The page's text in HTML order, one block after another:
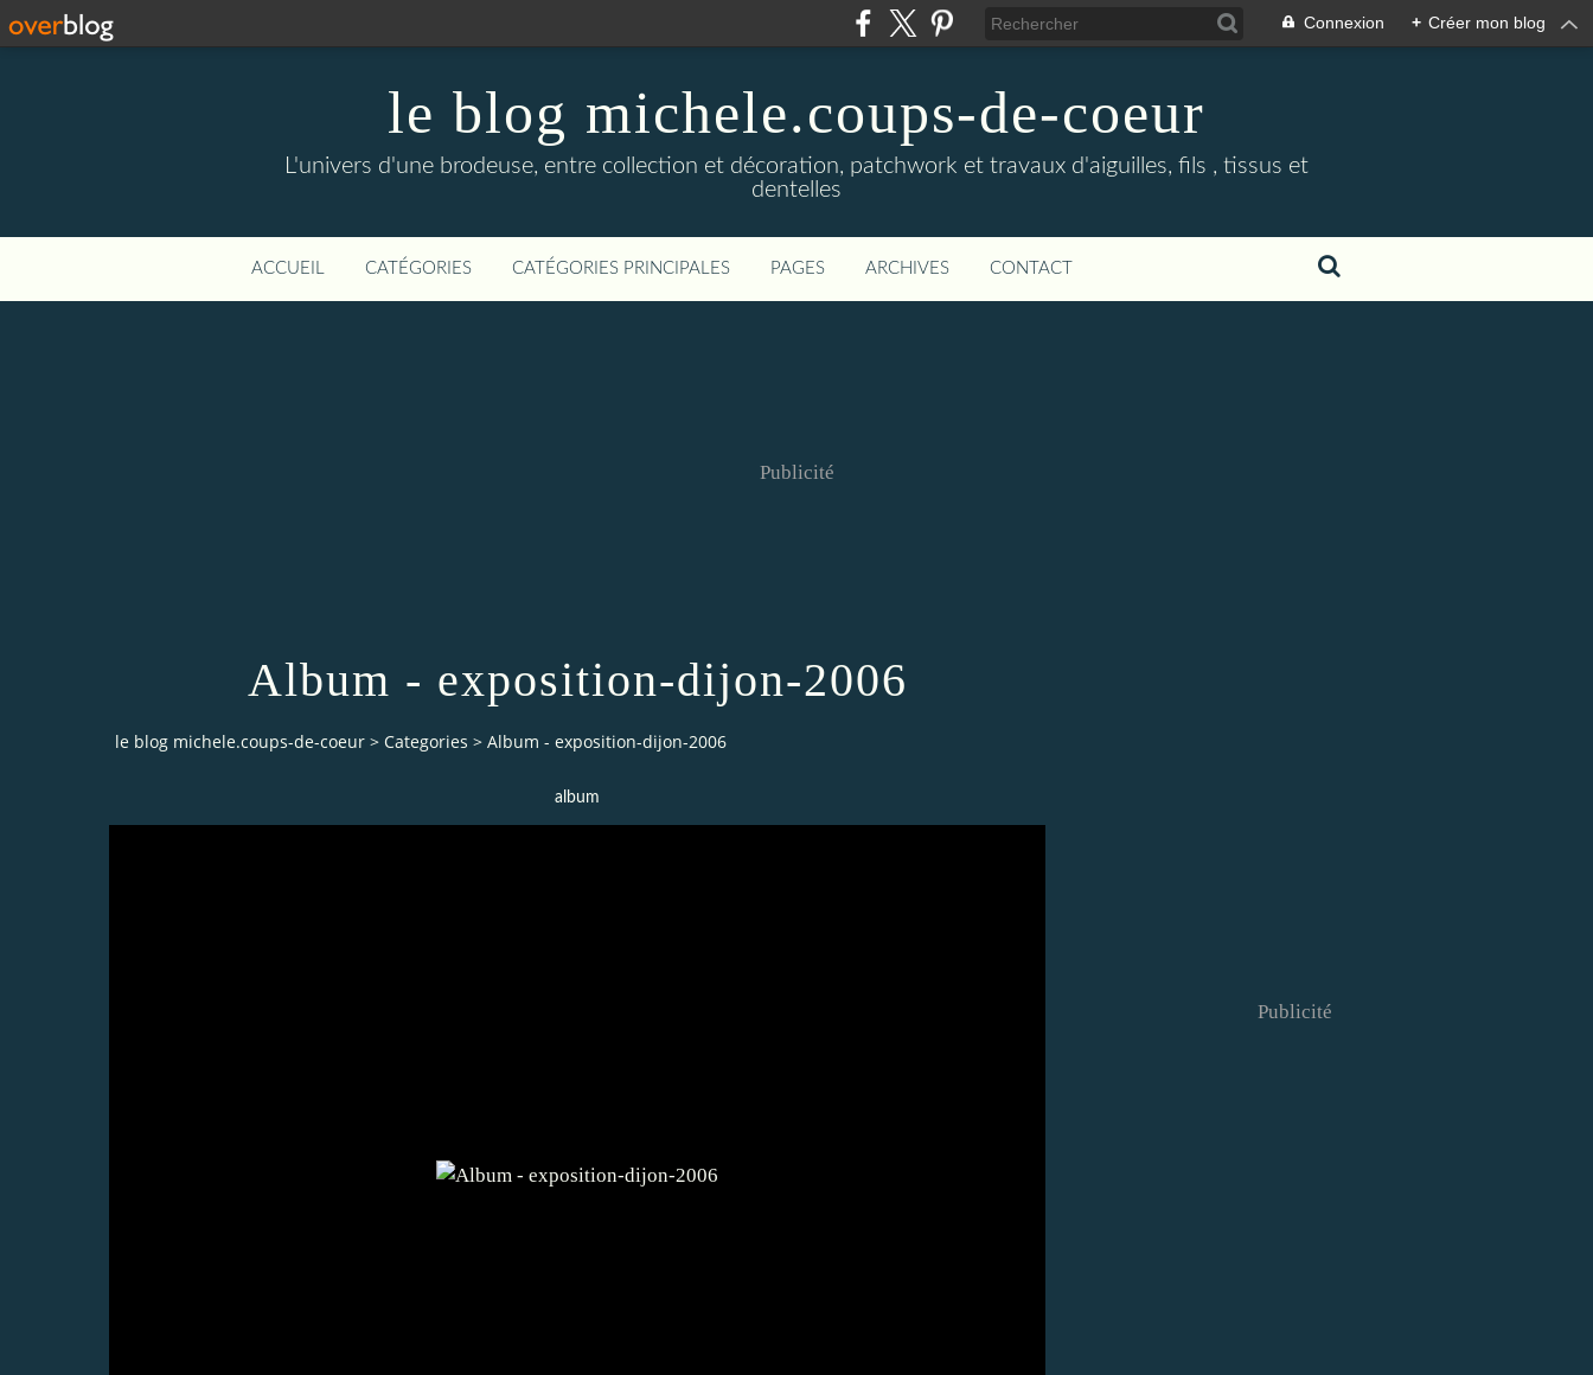
Connexion + Créer mon blog
le blog michele.coups-de-coeur
L'univers d'une brodeuse, entre collection et décoration, patchwork et travaux d'aiguilles, fils , tissus et
dentelles
ACCUEIL CATÉGORIES CATÉGORIES PRINCIPALES PAGES ARCHIVES CONTACT
Publicité
Album - exposition-dijon-2006
le blog michele.coups-de-coeur > Categories > Album - exposition-dijon-2006
album
Publicité